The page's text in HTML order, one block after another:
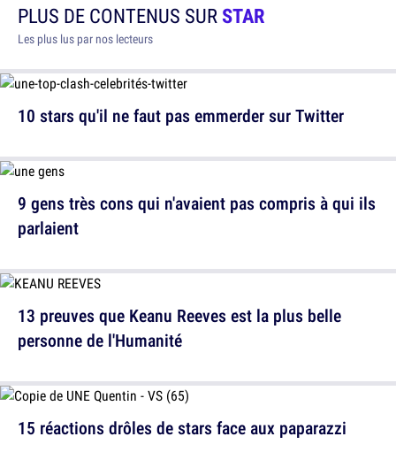
PLUS DE CONTENUS SURSTAR
Les plus lus par nos lecteurs
10 stars qu'il ne faut pas emmerder sur Twitter
13 preuves que Keanu Reeves est la plus belle
personne de l'Humanité
9 gens très cons qui n'avaient pas compris à qui ils
parlaient
15 réactions drôles de stars face aux paparazzi